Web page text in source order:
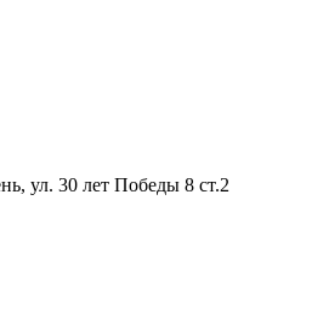
, ул. 30 лет Победы 8 ст.2